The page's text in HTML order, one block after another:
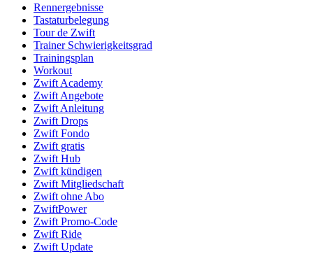
Rennergebnisse
Tastaturbelegung
Tour de Zwift
Trainer Schwierigkeitsgrad
Trainingsplan
Workout
Zwift Academy
Zwift Angebote
Zwift Anleitung
Zwift Drops
Zwift Fondo
Zwift gratis
Zwift Hub
Zwift kündigen
Zwift Mitgliedschaft
Zwift ohne Abo
ZwiftPower
Zwift Promo-Code
Zwift Ride
Zwift Update